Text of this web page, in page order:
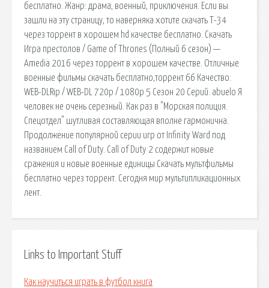
бесплатно. Жанр: драма, военный, приключения. Если вы
зашли на эту страницу, то наверняка хотите скачать Т-34
через торрент в хорошем hd качестве бесплатно. Скачать
Игра престолов / Game of Thrones (Полный 6 сезон) —
Amedia 2016 через торрент в хорошем качестве. Отличные
военные фильмы скачать бесплатно,торрент 66 Качество:
WEB-DLRip / WEB-DL 720p / 1080p 5 Сезон 20 Серий. abuelo Я
человек не очень серезный. Как раз в "Морская полиция.
Спецотдел" шутливая составляющая вполне гармонична.
Продолжение популярной серии игр от Infinity Ward под
названием Call of Duty. Call of Duty 2 содержит новые
сражения и новые военные единицы Скачать мультфильмы
бесплатно через торрент. Сегодня мир мультипликационных
лент.
Links to Important Stuff
Как научиться играть в футбол книга